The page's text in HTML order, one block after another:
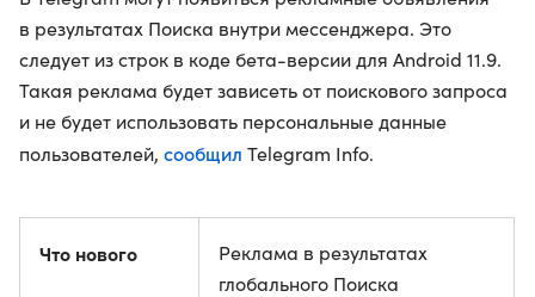
в результатах Поиска внутри мессенджера. Это
следует из строк в коде бета-версии для Android 11.9.
Такая реклама будет зависеть от поискового запроса
и не будет использовать персональные данные
пользователей, сообщил Telegram Info.
Что нового
Реклама в результатах
глобального Поиска